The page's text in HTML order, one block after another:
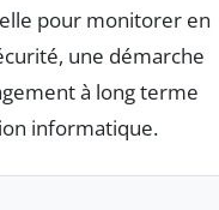
pour monitorer en
une démarche
à long terme
informatique.